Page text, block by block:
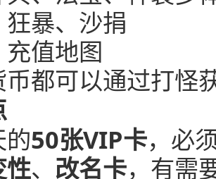
暴、沙捐
值地图
都可以通过打怪
50张VIP卡，必
性、 改名卡，有需